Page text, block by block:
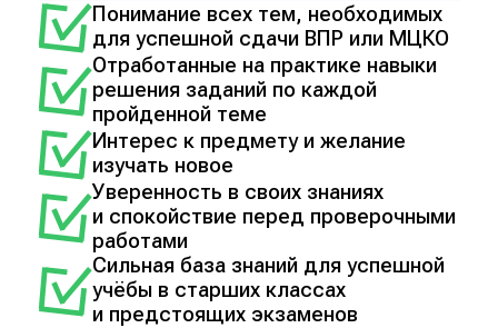
Понимание всех тем, необходимых
для успешной сдачи ВПР или МЦКО
Отработанные на практике навыки
решения заданий по каждой
пройденной теме
Интерес к предмету и желание
изучать новое
Уверенность в своих знаниях
и спокойствие перед проверочными
работами
Сильная база знаний для успешной
учёбы в старших классах
и предстоящих экзаменов